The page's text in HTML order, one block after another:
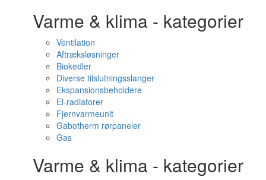
Varme & klima - kategorier
Ventilation
Aftræksløsninger
Biokedler
Diverse tilslutningsslanger
Ekspansionsbeholdere
El-radiatorer
Fjernvarmeunit
Gabotherm rørpaneler
Gas
Varme & klima - kategorier